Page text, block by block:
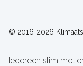
© 2016-2026
Iedereen slim met